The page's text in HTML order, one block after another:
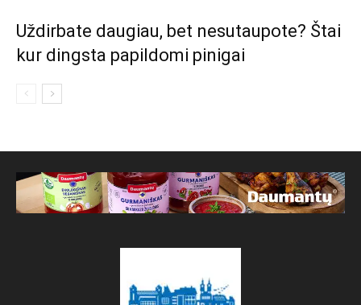
Uždirbate daugiau, bet nesutaupote? Štai
kur dingsta papildomi pinigai